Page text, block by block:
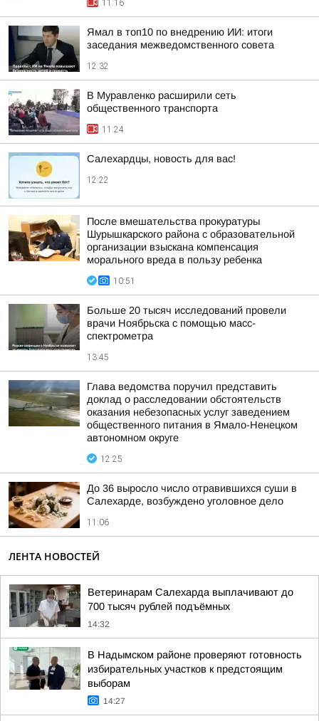
11:16
Ямал в топ10 по внедрению ИИ: итоги
заседания межведомственного совета
12:32
В Муравленко расширили сеть
общественного транспорта
11:24
Салехардцы, новость для вас!
12:22
После вмешательства прокуратуры
Шурышкарского района с образовательной
организации взыскана компенсация
морального вреда в пользу ребенка
10:51
Больше 20 тысяч исследований провели
врачи Ноябрьска с помощью масс-
спектрометра
13:45
Глава ведомства поручил представить
доклад о расследовании обстоятельств
оказания небезопасных услуг заведением
общественного питания в Ямало-Ненецком
автономном округе
12:25
До 36 выросло число отравившихся суши в
Салехарде, возбуждено уголовное дело
11:06
ЛЕНТА НОВОСТЕЙ
Ветеринарам Салехарда выплачивают до
700 тысяч рублей подъёмных
14:32
В Надымском районе проверяют готовность
избирательных участков к предстоящим
выборам
14:27